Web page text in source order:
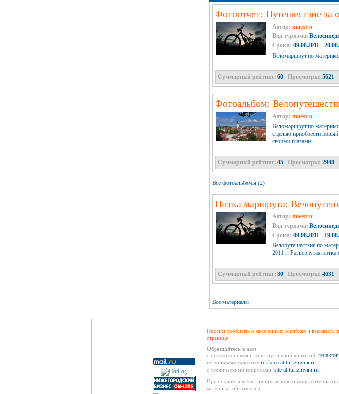
Фотоотчет: Путешествие за
Автор: maestro
Вид туризма:
Сроки: 09.08.2011 -
Веломаршрут по
Суммарный рейтинг: 60 Просмотры: 5621
Фотоальбом:
Автор: maestro
Веломаршрут по
с целью приобрести новый
своими глазами.
Суммарный рейтинг: 45 Просмотры: 2948
Все фотоальбомы (2)
Нитка маршрута:
Автор: maestro
Вид туризма:
Сроки: 09.08.2011 -
Велопутешествие по
2011 г. Развернутая
Суммарный рейтинг: 30 Просмотры: 4631
Все материалы
Просим сообщить о замеченных ошибках и высказать
странице
Обращайтесь к нам
с предложениями и конструктивной критикой:
по вопросам рекламы: reklama at turizmvnn.ru
с техническими вопросами: site at turizmvnn.ru
При полном или частичном использовании материалов
материала обязательна